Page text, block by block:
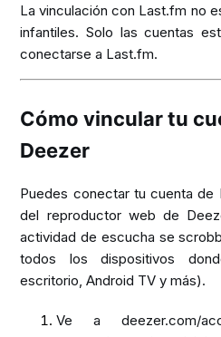
La vinculación con Last.fm no
infantiles. Solo las cuentas
conectarse a Last.fm.
Cómo vincular tu
Deezer
Puedes conectar tu cuenta
del reproductor web de
actividad de escucha se
todos los dispositivos
escritorio, Android TV y más).
Ve a deezer.com/